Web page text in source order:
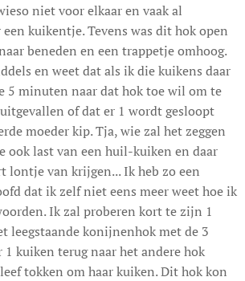
niet voor elkaar en vaak al
kuikentje. Tevens was dit hok open
beneden en een trappetje omhoog.
en weet dat als ik die kuikens daar
5 minuten naar dat hok toe wil om te
of dat er 1 wordt gesloopt
moeder kip. Tja, wie zal het zeggen
ook last van een huil-kuiken en daar
lontje van krijgen... Ik heb zo een
dat ik zelf niet eens meer weet hoe ik
Ik zal proberen kort te zijn 1
leegstaande konijnenhok met de 3
1 kuiken terug naar het andere hok
tokken om haar kuiken. Dit hok kon